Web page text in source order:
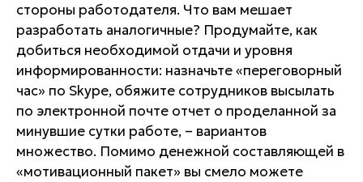
стороны работодателя. Что вам мешает
разработать аналогичные? Продумайте, как
добиться необходимой отдачи и уровня
информированности: назначьте «переговорный
час» по Skype, обяжите сотрудников высылать
по электронной почте отчет о проделанной за
минувшие сутки работе, – вариантов
множество. Помимо денежной составляющей в
«мотивационный пакет» вы смело можете